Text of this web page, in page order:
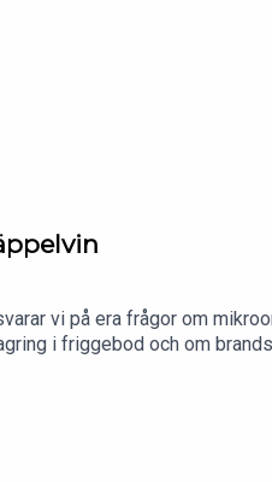
vi på era frågor om
i friggebod och om
vad mycket vi får lära oss!